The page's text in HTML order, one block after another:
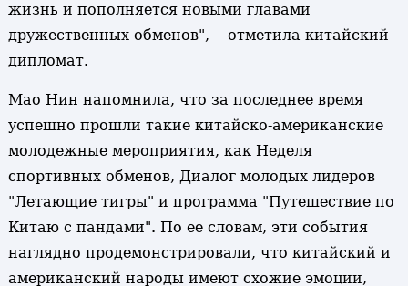
жизнь и пополняется новыми главами
дружественных обменов", -- отметила китайский
дипломат.
Мао Нин напомнила, что за последнее время
успешно прошли такие китайско-американские
молодежные мероприятия, как Неделя
спортивных обменов, Диалог молодых лидеров
"Летающие тигры" и программа "Путешествие по
Китаю с пандами". По ее словам, эти события
наглядно продемонстрировали, что китайский и
американский народы имеют схожие эмоции,